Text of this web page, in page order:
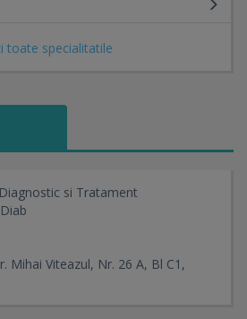
toate specialitatile
si Tratament
Mihai Viteazul, Nr. 26 A, Bl C1,